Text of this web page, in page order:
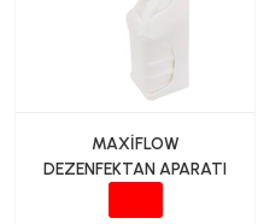
MAXİFLOW
DEZENFEKTAN APARATI